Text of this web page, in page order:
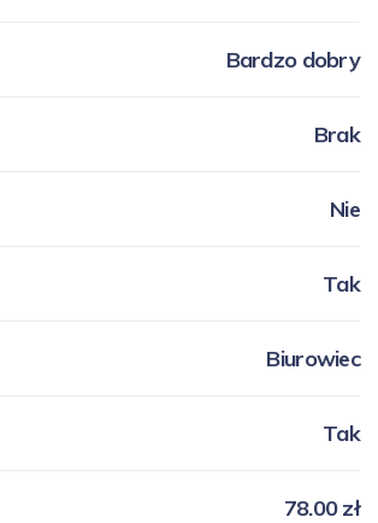
Bardzo dobry
Brak
Nie
Tak
Biurowiec
Tak
78.00 zł